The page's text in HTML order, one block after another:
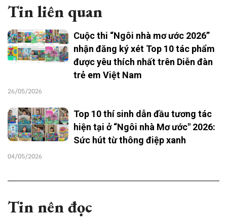
Tin liên quan
Cuộc thi “Ngôi nhà mơ ước 2026”
nhận đăng ký xét Top 10 tác phẩm
được yêu thích nhất trên Diễn đàn
trẻ em Việt Nam
26/05/2026
Top 10 thí sinh dẫn đầu tương tác
hiện tại ở “Ngôi nhà Mơ ước" 2026:
Sức hút từ thông điệp xanh
04/05/2026
Tin nên đọc